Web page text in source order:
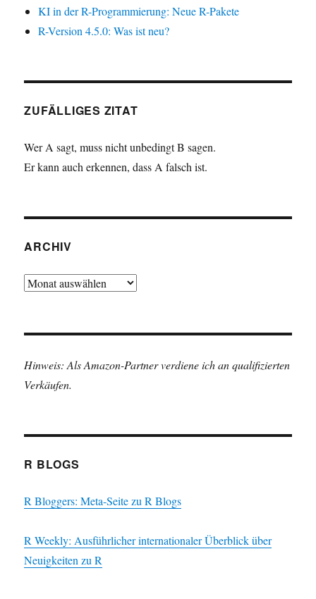
KI in der R-Programmierung: Neue R-Pakete
R-Version 4.5.0: Was ist neu?
ZUFÄLLIGES ZITAT
Wer A sagt, muss nicht unbedingt B sagen.
Er kann auch erkennen, dass A falsch ist.
ARCHIV
Archiv
Hinweis: Als Amazon-Partner verdiene ich an qualifizierten
Verkäufen.
R BLOGS
R Bloggers: Meta-Seite zu R Blogs
R Weekly: Ausführlicher internationaler Überblick über
Neuigkeiten zu R